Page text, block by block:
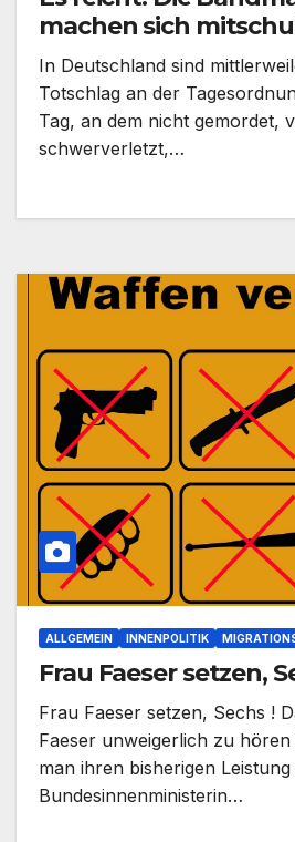
machen sich
In Deutschland sind
Totschlag an der
Tag, an dem nicht gemordet,
schwerverletzt,…
ALLGEMEIN INNENPOLITIK
Frau Faeser setzen,
Frau Faeser setzen, Sechs !
Faeser unweigerlich zu
man ihren bisherigen Leistung
Bundesinnenministerin…